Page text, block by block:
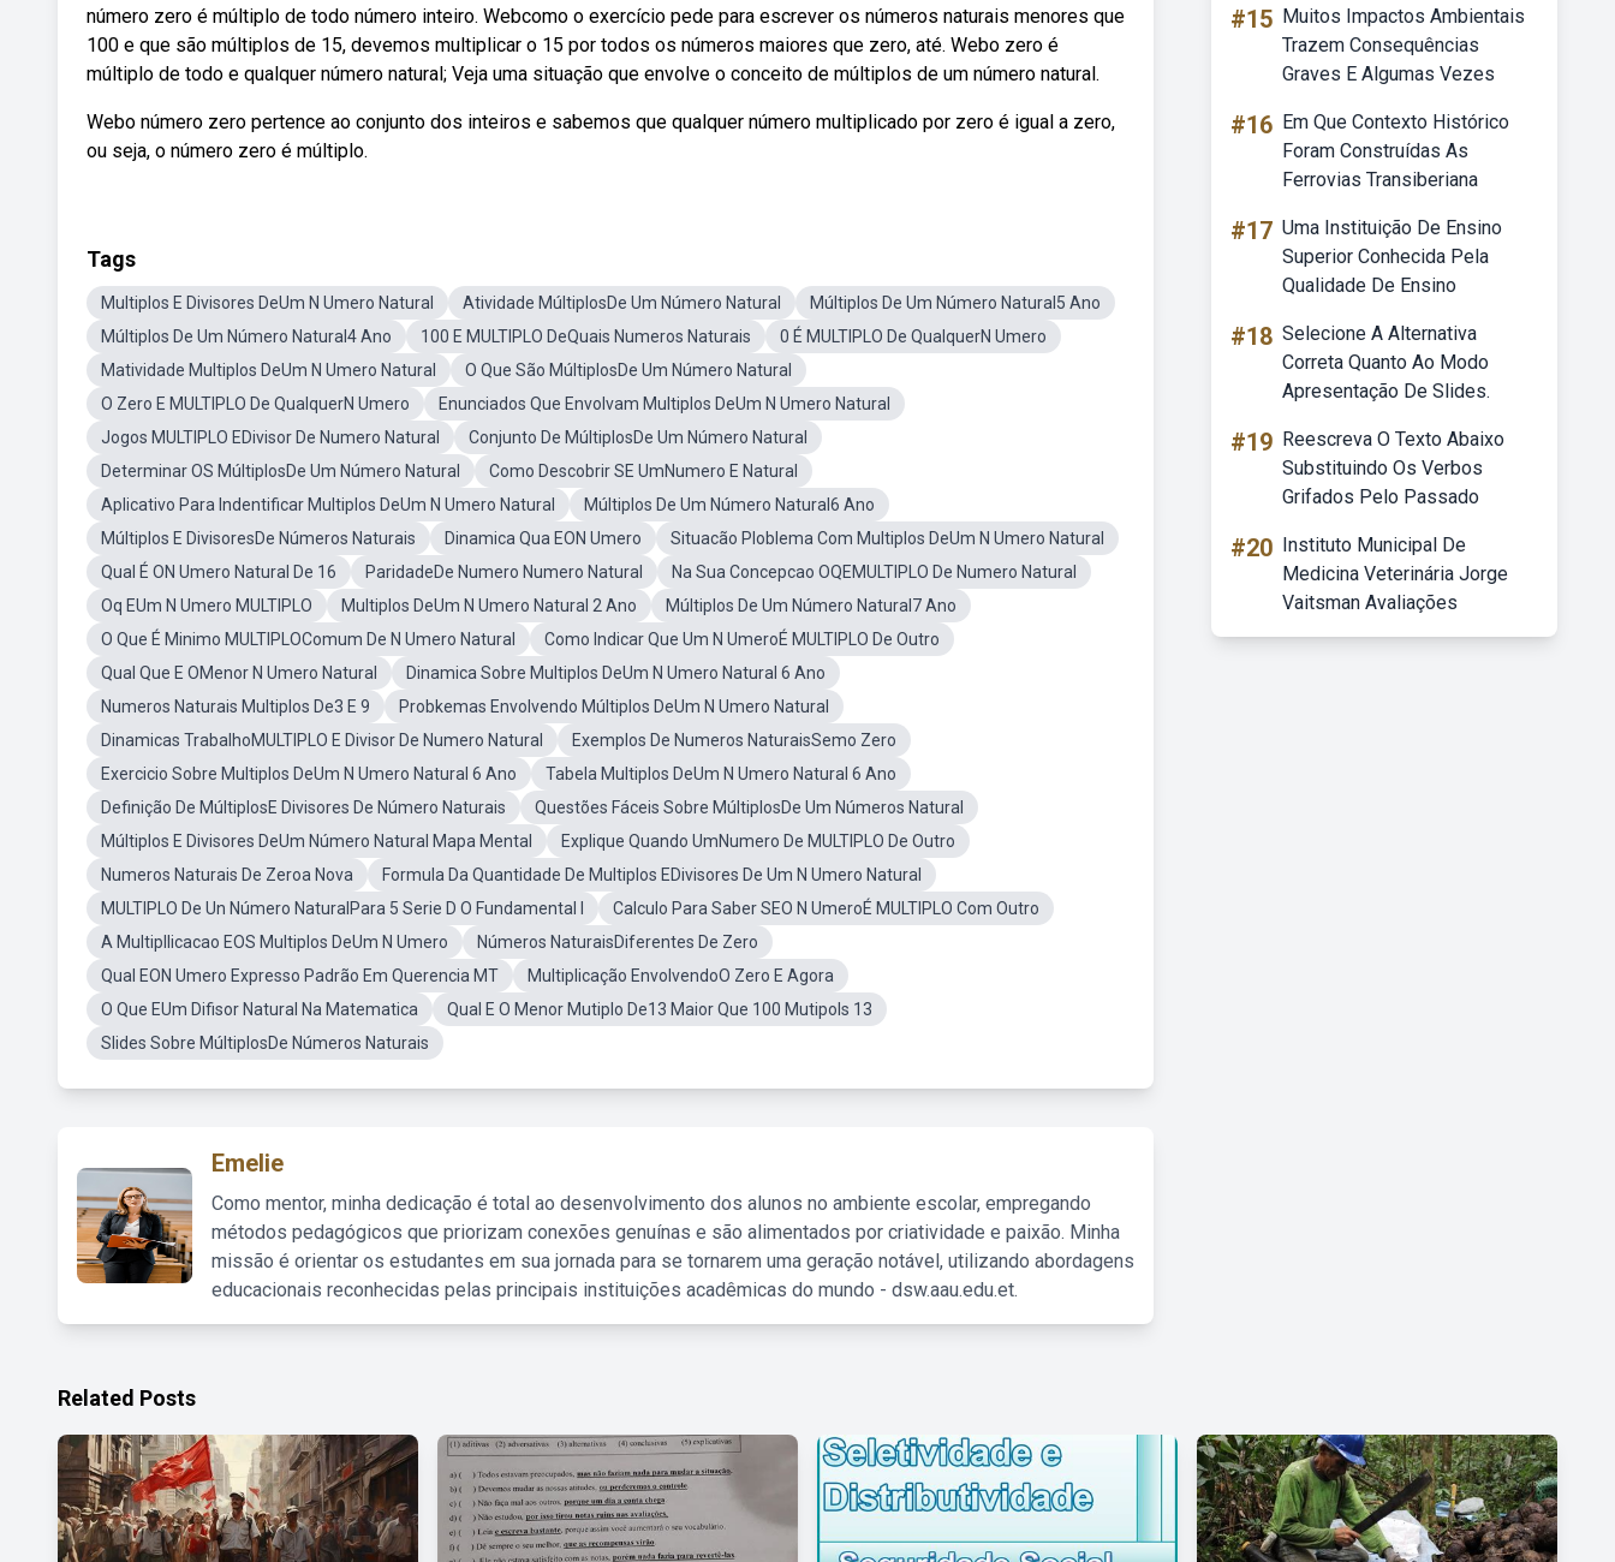
número zero é múltiplo de todo número inteiro. Webcomo o exercício pede para escrever os números naturais menores que
100 e que são múltiplos de 15, devemos multiplicar o 15 por todos os números maiores que zero, até. Webo zero é
múltiplo de todo e qualquer número natural; Veja uma situação que envolve o conceito de múltiplos de um número natural.
Webo número zero pertence ao conjunto dos inteiros e sabemos que qualquer número multiplicado por zero é igual a zero,
ou seja, o número zero é múltiplo.
Tags
Multiplos E Divisores DeUm N Umero Natural Atividade MúltiplosDe Um Número Natural
Múltiplos De Um Número Natural5 Ano
Múltiplos De Um Número Natural4 Ano
100 E MULTIPLO DeQuais Numeros Naturais
0 É MULTIPLO De QualquerN Umero
Matividade Multiplos DeUm N Umero Natural
O Que São MúltiplosDe Um Número Natural
O Zero E MULTIPLO De QualquerN Umero
Enunciados Que Envolvam Multiplos DeUm N Umero Natural
Jogos MULTIPLO EDivisor De Numero Natural
Conjunto De MúltiplosDe Um Número Natural
Determinar OS MúltiplosDe Um Número Natural
Como Descobrir SE UmNumero E Natural
Aplicativo Para Indentificar Multiplos DeUm N Umero Natural
Múltiplos De Um Número Natural6 Ano
Múltiplos E DivisoresDe Números Naturais
Dinamica Qua EON Umero
Situacão Ploblema Com Multiplos DeUm N Umero Natural
Qual É ON Umero Natural De 16
ParidadeDe Numero Numero Natural
Na Sua Concepcao OQEMULTIPLO De Numero Natural
Oq EUm N Umero MULTIPLO
Multiplos DeUm N Umero Natural 2 Ano
Múltiplos De Um Número Natural7 Ano
O Que É Minimo MULTIPLOComum De N Umero Natural
Como Indicar Que Um N UmeroÉ MULTIPLO De Outro
Qual Que E OMenor N Umero Natural
Dinamica Sobre Multiplos DeUm N Umero Natural 6 Ano
Numeros Naturais Multiplos De3 E 9
Probkemas Envolvendo Múltiplos DeUm N Umero Natural
Dinamicas TrabalhoMULTIPLO E Divisor De Numero Natural
Exemplos De Numeros NaturaisSemo Zero
Exercicio Sobre Multiplos DeUm N Umero Natural 6 Ano
Tabela Multiplos DeUm N Umero Natural 6 Ano
Definição De MúltiplosE Divisores De Número Naturais
Questões Fáceis Sobre MúltiplosDe Um Números Natural
Múltiplos E Divisores DeUm Número Natural Mapa Mental
Explique Quando UmNumero De MULTIPLO De Outro
Numeros Naturais De Zeroa Nova
Formula Da Quantidade De Multiplos EDivisores De Um N Umero Natural
MULTIPLO De Un Número NaturalPara 5 Serie D O Fundamental I
Calculo Para Saber SEO N UmeroÉ MULTIPLO Com Outro
A Multipllicacao EOS Multiplos DeUm N Umero
Números NaturaisDiferentes De Zero
Qual EON Umero Expresso Padrão Em Querencia MT
Multiplicação EnvolvendoO Zero E Agora
O Que EUm Difisor Natural Na Matematica
Qual E O Menor Mutiplo De13 Maior Que 100 Mutipols 13
Slides Sobre MúltiplosDe Números Naturais
Emelie
Como mentor, minha dedicação é total ao desenvolvimento dos alunos no ambiente escolar, empregando
métodos pedagógicos que priorizam conexões genuínas e são alimentados por criatividade e paixão. Minha
missão é orientar os estudantes em sua jornada para se tornarem uma geração notável, utilizando abordagens
educacionais reconhecidas pelas principais instituições acadêmicas do mundo - dsw.aau.edu.et.
#15 Muitos Impactos Ambientais
Trazem Consequências
Graves E Algumas Vezes
#16 Em Que Contexto Histórico
Foram Construídas As
Ferrovias Transiberiana
#17 Uma Instituição De Ensino
Superior Conhecida Pela
Qualidade De Ensino
#18 Selecione A Alternativa
Correta Quanto Ao Modo
Apresentação De Slides.
#19 Reescreva O Texto Abaixo
Substituindo Os Verbos
Grifados Pelo Passado
#20 Instituto Municipal De
Medicina Veterinária Jorge
Vaitsman Avaliações
Related Posts